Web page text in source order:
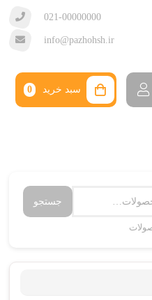
021-00000000
info@pazhohsh.ir
سبد خرید 0
جستجو